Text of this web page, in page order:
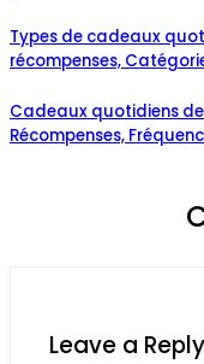
Types de cadeaux
récompenses,
Cadeaux quotidiens
Récompenses,
Leave a Reply